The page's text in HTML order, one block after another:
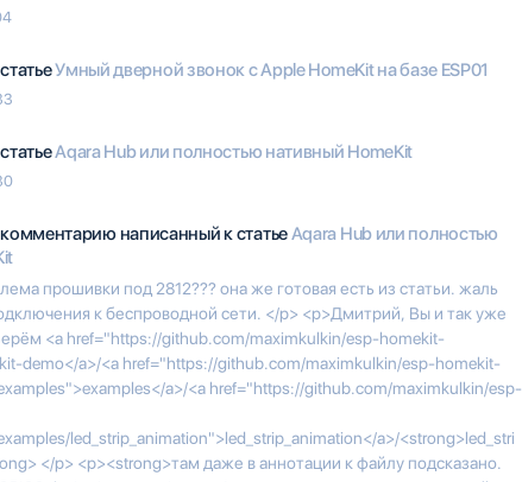
Умный дверной звонок с Apple HomeKit на базе ESP01
Aqara Hub или полностью нативный HomeKit
написанный к статьеAqara Hub или полностью
прошивки под 2812??? она же готовая есть из статьи. жаль
к беспроводной сети. </p> <p>Дмитрий, Вы и так уже
<a href="https://github.com/maximkulkin/esp-homekit-
demo</a>/<a href="https://github.com/maximkulkin/esp-homekit-
a>/<a href="https://github.com/maximkulkin/esp-
led_strip_animation">led_strip_animation</a>/<strong>led_stri
</p> <p><strong>там даже в аннотации к файлу подсказано.